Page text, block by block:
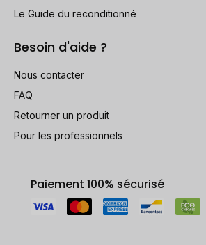
Le Guide du reconditionné
Besoin d'aide ?
Nous contacter
FAQ
Retourner un produit
Pour les professionnels
Paiement 100% sécurisé